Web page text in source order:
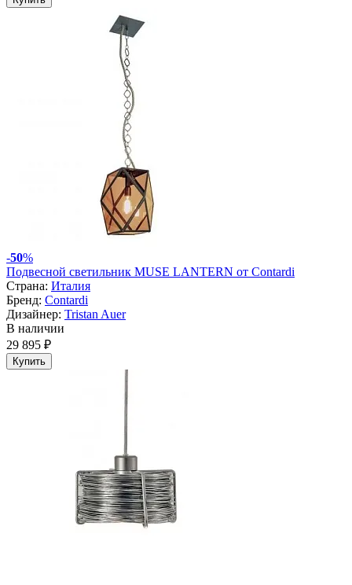
-50%
Подвесной светильник MUSE LANTERN от Contardi
Страна: Италия
Бренд: Contardi
Дизайнер: Tristan Auer
В наличии
29 895 ₽
Купить